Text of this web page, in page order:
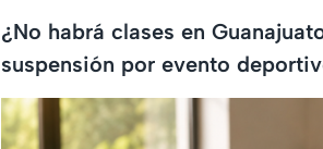
¿No habrá clases en
suspensión por evento